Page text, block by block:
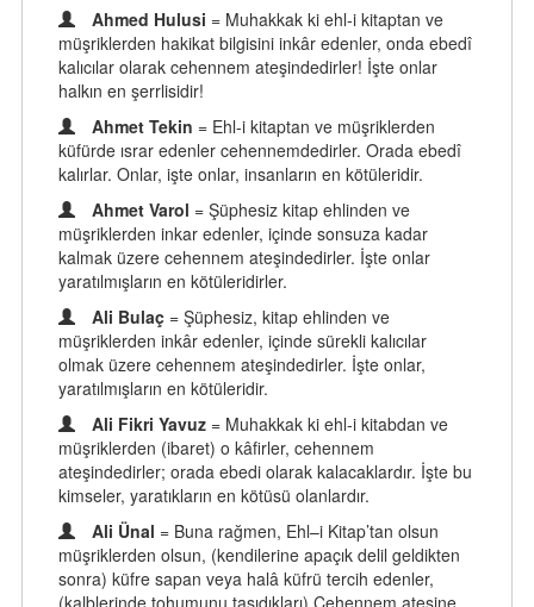
Ahmed Hulusi = Muhakkak ki ehl-i kitaptan ve
müşriklerden hakikat bilgisini inkâr edenler, onda ebedî
kalıcılar olarak cehennem ateşindedirler! İşte onlar
halkın en şerrlisidir!
Ahmet Tekin = Ehl-i kitaptan ve müşriklerden
küfürde ısrar edenler cehennemdedirler. Orada ebedî
kalırlar. Onlar, işte onlar, insanların en kötüleridir.
Ahmet Varol = Şüphesiz kitap ehlinden ve
müşriklerden inkar edenler, içinde sonsuza kadar
kalmak üzere cehennem ateşindedirler. İşte onlar
yaratılmışların en kötüleridirler.
Ali Bulaç = Şüphesiz, kitap ehlinden ve
müşriklerden inkâr edenler, içinde sürekli kalıcılar
olmak üzere cehennem ateşindedirler. İşte onlar,
yaratılmışların en kötüleridir.
Ali Fikri Yavuz = Muhakkak ki ehl-i kitabdan ve
müşriklerden (ibaret) o kâfirler, cehennem
ateşindedirler; orada ebedi olarak kalacaklardır. İşte bu
kimseler, yaratıkların en kötüsü olanlardır.
Ali Ünal = Buna rağmen, Ehl–i Kitap’tan olsun
müşriklerden olsun, (kendilerine apaçık delil geldikten
sonra) küfre sapan veya halâ küfrü tercih edenler,
(kalblerinde tohumunu taşıdıkları) Cehennem ateşine